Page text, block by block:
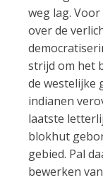
weg lag.
over de
strijd om het
de westelijke
indianen
laatste
blokhut
gebied. Pal
bewerken